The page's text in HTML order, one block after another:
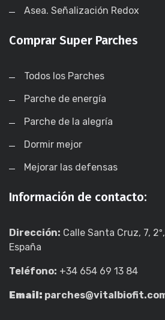
Asea. Señalización Redox
Comprar Super Parches
Todos los Parches
Parche de energía
Parche de la alegría
Dormir mejor
Mejorar las defensas
Información de contacto:
Dirección: Calle Santa Cruz, 7,
España
Teléfono: +34 654 69 13 84
Email: